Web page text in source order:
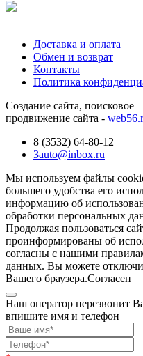
Доставка и оплата
Обмен и возврат
Контакты
Политика
Создание сайта, поисковое
продвижение сайта -
8 (3532) 64-80-12
3auto@inbox.ru
Мы используем файлы
большего удобства его
информацию об
обработки персональных
Продолжая пользоваться
проинформированы об
согласны с нашими
данных. Вы можете
Вашего браузера.Согласен
Наш оператор перезвонит
впишите имя и телефон